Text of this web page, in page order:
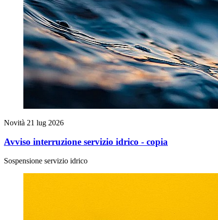
Novità 21 lug 2026
Avviso interruzione servizio idrico - copia
Sospensione servizio idrico